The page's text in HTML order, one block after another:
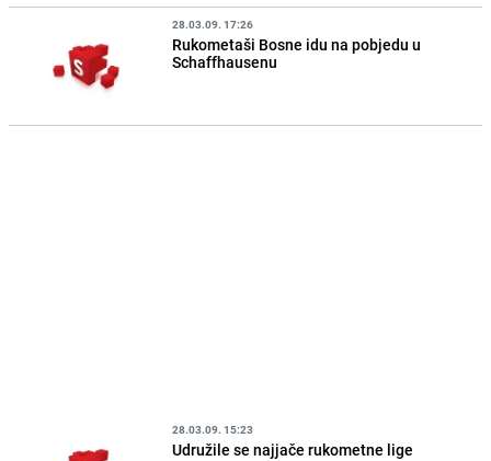
28.03.09. 17:26
Rukometaši Bosne idu na pobjedu u
Schaffhausenu
28.03.09. 15:23
Udružile se najjače rukometne lige